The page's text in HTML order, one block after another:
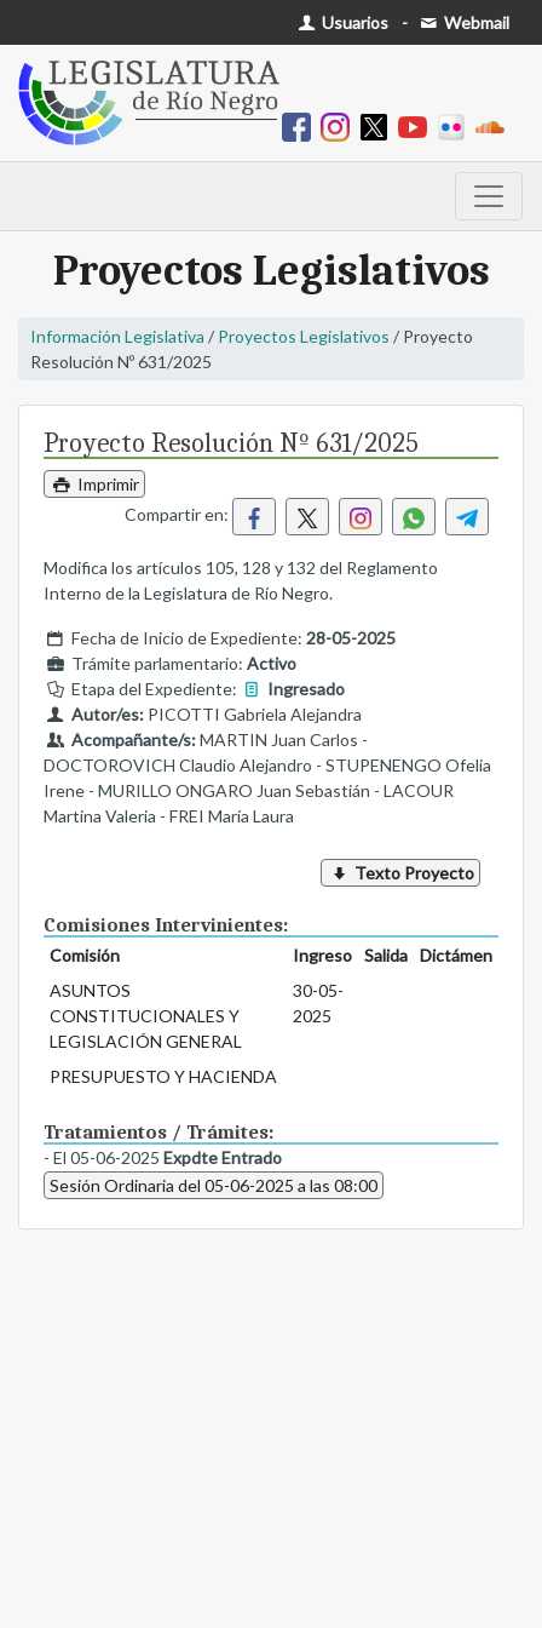
Usuarios - Webmail
Proyectos Legislativos
Información Legislativa / Proyectos Legislativos / Proyecto
Resolución Nº 631/2025
Proyecto Resolución Nº 631/2025
Imprimir
Compartir en:
Modifica los artículos 105, 128 y 132 del Reglamento
Interno de la Legislatura de Río Negro.
Fecha de Inicio de Expediente: 28-05-2025
Trámite parlamentario: Activo
Etapa del Expediente:
Ingresado
Autor/es:PICOTTI Gabriela Alejandra
Acompañante/s:MARTIN Juan Carlos -
DOCTOROVICH Claudio Alejandro - STUPENENGO Ofelia
Irene - MURILLO ONGARO Juan Sebastián - LACOUR
Martina Valeria - FREI María Laura
Texto Proyecto
Comisiones Intervinientes:
Comisión Ingreso Salida
Dictámen
ASUNTOS
CONSTITUCIONALES Y
LEGISLACIÓN GENERAL
30-05-
2025
PRESUPUESTO Y HACIENDA
Tratamientos / Trámites:
- El 05-06-2025 Expdte Entrado
Sesión Ordinaria del 05-06-2025 a las 08:00